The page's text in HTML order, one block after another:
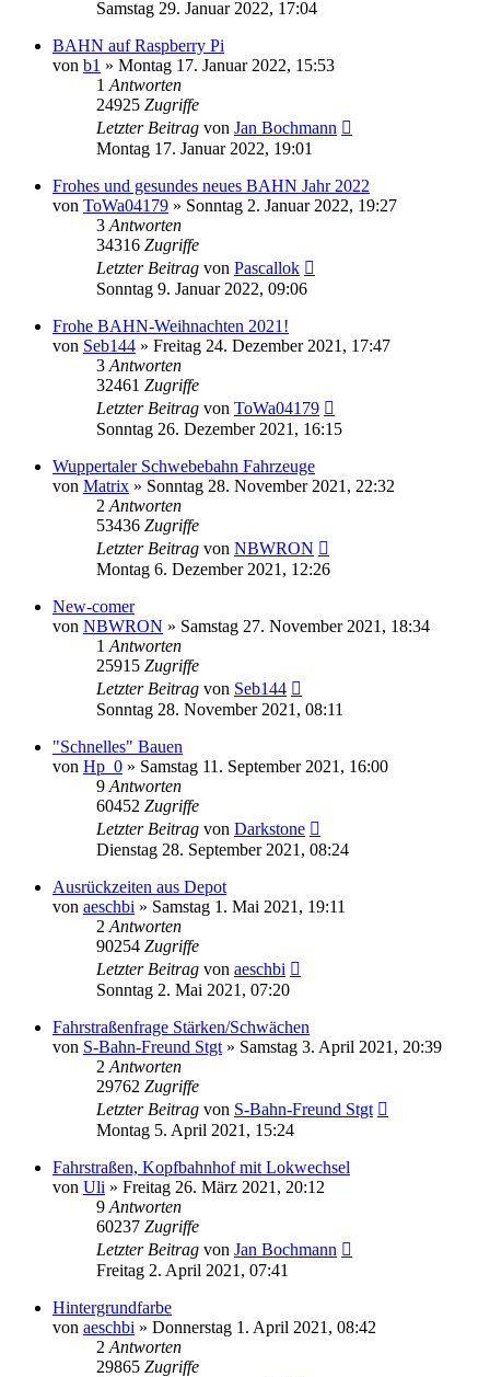
Samstag 29. Januar 2022, 17:04
BAHN auf Raspberry Pi
von b1 » Montag 17. Januar 2022, 15:53
1 Antworten
24925 Zugriffe
Letzter Beitrag von Jan Bochmann
Montag 17. Januar 2022, 19:01
Frohes und gesundes neues BAHN Jahr 2022
von ToWa04179 » Sonntag 2. Januar 2022, 19:27
3 Antworten
34316 Zugriffe
Letzter Beitrag von Pascallok
Sonntag 9. Januar 2022, 09:06
Frohe BAHN-Weihnachten 2021!
von Seb144 » Freitag 24. Dezember 2021, 17:47
3 Antworten
32461 Zugriffe
Letzter Beitrag von ToWa04179
Sonntag 26. Dezember 2021, 16:15
Wuppertaler Schwebebahn Fahrzeuge
von Matrix » Sonntag 28. November 2021, 22:32
2 Antworten
53436 Zugriffe
Letzter Beitrag von NBWRON
Montag 6. Dezember 2021, 12:26
New-comer
von NBWRON » Samstag 27. November 2021, 18:34
1 Antworten
25915 Zugriffe
Letzter Beitrag von Seb144
Sonntag 28. November 2021, 08:11
"Schnelles" Bauen
von Hp_0 » Samstag 11. September 2021, 16:00
9 Antworten
60452 Zugriffe
Letzter Beitrag von Darkstone
Dienstag 28. September 2021, 08:24
Ausrückzeiten aus Depot
von aeschbi » Samstag 1. Mai 2021, 19:11
2 Antworten
90254 Zugriffe
Letzter Beitrag von aeschbi
Sonntag 2. Mai 2021, 07:20
Fahrstraßenfrage Stärken/Schwächen
von S-Bahn-Freund Stgt » Samstag 3. April 2021, 20:39
2 Antworten
29762 Zugriffe
Letzter Beitrag von S-Bahn-Freund Stgt
Montag 5. April 2021, 15:24
Fahrstraßen, Kopfbahnhof mit Lokwechsel
von Uli » Freitag 26. März 2021, 20:12
9 Antworten
60237 Zugriffe
Letzter Beitrag von Jan Bochmann
Freitag 2. April 2021, 07:41
Hintergrundfarbe
von aeschbi » Donnerstag 1. April 2021, 08:42
2 Antworten
29865 Zugriffe